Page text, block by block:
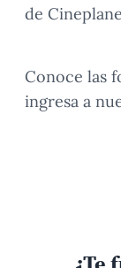
de
Conoce las
ingresa a